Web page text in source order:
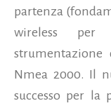
partenza
wireless
Nmea 2000. Il
successo per